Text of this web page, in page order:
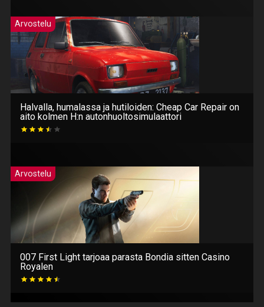
Arvostelu
Halvalla, humalassa ja hutiloiden: Cheap Car Repair on
aito kolmen H:n autonhuoltosimulaattori
Arvostelu
007 First Light tarjoaa parasta Bondia sitten Casino
Royalen